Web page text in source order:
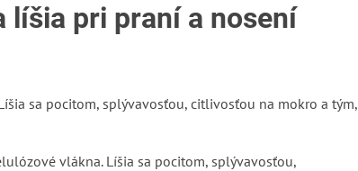
líšia pri praní a nosení
sa pocitom, splývavosťou, citlivosťou na mokro a tým,
vlákna. Líšia sa pocitom, splývavosťou,